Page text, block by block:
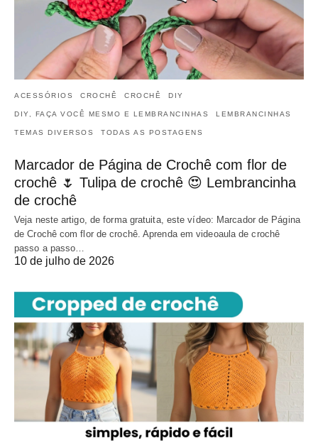
ACESSÓRIOS CROCHÊ CROCHÊ DIY
DIY, FAÇA VOCÊ MESMO E LEMBRANCINHAS LEMBRANCINHAS
TEMAS DIVERSOS TODAS AS POSTAGENS
Marcador de Página de Crochê com flor de
crochê 🌷 Tulipa de crochê 😍 Lembrancinha
de crochê
Veja neste artigo, de forma gratuita, este vídeo: Marcador de Página
de Crochê com flor de crochê. Aprenda em videoaula de crochê
passo a passo…
10 de julho de 2026